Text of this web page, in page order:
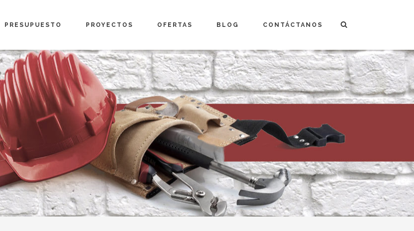
Oficios
Aislamiento
Arquitectura
Diseño de Interiores
Certificados y Licencias
Inspección de Propiedades
Financiación
Nos encargamos de todo
Innovación y Sostenibilidad
Colaboradores
Comentarios Clientes
PRESUPUESTO PROYECTOS OFERTAS
Con nuestro «Plan Luz Natural» > Con nuestro «Plan Balneario» >
BLOG CONTÁCTANOS